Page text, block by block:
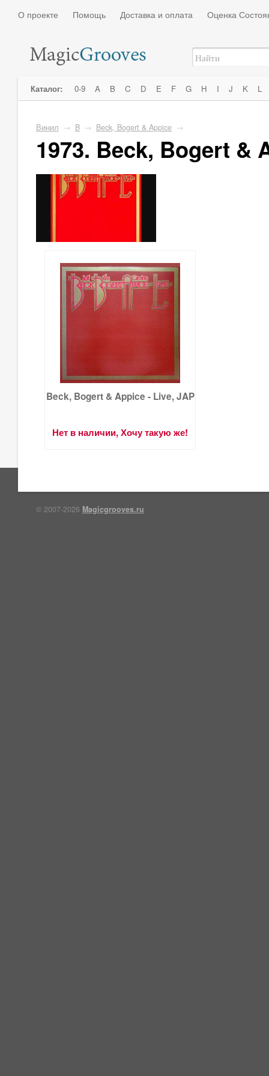
О проекте Помощь Доставка и оплата Оценка
Каталог: 0-9 A B C D E F G H I J K L
Винил → B → Beck, Bogert & Appice →
1973. Beck, Bogert &
Beck, Bogert & Appice - Live, JAP
Нет в наличии, Хочу такую же!
© 2007-2026 Magicgrooves.ru